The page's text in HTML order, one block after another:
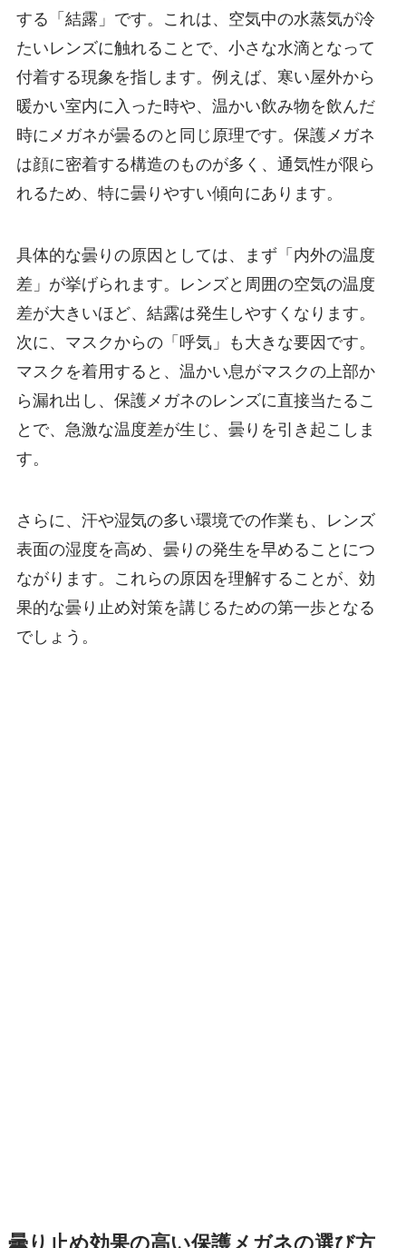
する「結露」です。これは、空気中の水蒸気が冷
たいレンズに触れることで、小さな水滴となって
付着する現象を指します。例えば、寒い屋外から
暖かい室内に入った時や、温かい飲み物を飲んだ
時にメガネが曇るのと同じ原理です。保護メガネ
は顔に密着する構造のものが多く、通気性が限ら
れるため、特に曇りやすい傾向にあります。
具体的な曇りの原因としては、まず「内外の温度
差」が挙げられます。レンズと周囲の空気の温度
差が大きいほど、結露は発生しやすくなります。
次に、マスクからの「呼気」も大きな要因です。
マスクを着用すると、温かい息がマスクの上部か
ら漏れ出し、保護メガネのレンズに直接当たるこ
とで、急激な温度差が生じ、曇りを引き起こしま
す。
さらに、汗や湿気の多い環境での作業も、レンズ
表面の湿度を高め、曇りの発生を早めることにつ
ながります。これらの原因を理解することが、効
果的な曇り止め対策を講じるための第一歩となる
でしょう。